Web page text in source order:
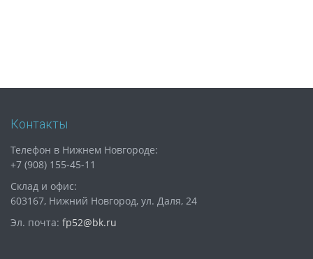
Контакты
Телефон в Нижнем Новгороде:
+7 (908) 155-45-11
Склад и офис:
603167, Нижний Новгород, ул. Даля, 24
Эл. почта: fp52@bk.ru